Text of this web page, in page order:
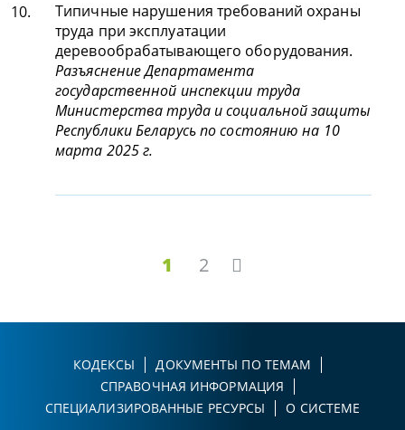
10.
Типичные нарушения требований охраны
труда при эксплуатации
деревообрабатывающего оборудования.
Разъяснение Департамента
государственной инспекции труда
Министерства труда и социальной защиты
Республики Беларусь по состоянию на 10
марта 2025 г.
1 2
КОДЕКСЫ
ДОКУМЕНТЫ ПО ТЕМАМ
СПРАВОЧНАЯ ИНФОРМАЦИЯ
СПЕЦИАЛИЗИРОВАННЫЕ РЕСУРСЫ
О СИСТЕМЕ